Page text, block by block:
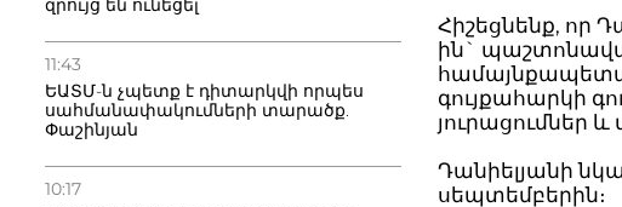
զրույց են ունեցել
11:43
ԵԱՏՄ-ն չպետք է դիտարկվի որպես
սահմանափակումների տարածք.
Փաշինյան
10:17
Հիշեցնենք, որ
ին`
գույքահարկի
յուրացումներ
Դանիելյանի
սեպտեմբերին։